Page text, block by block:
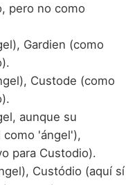
pero no como
Gardien (como
Custode (como
aunque su
como 'ángel'),
para Custodio).
Custódio (aquí sí